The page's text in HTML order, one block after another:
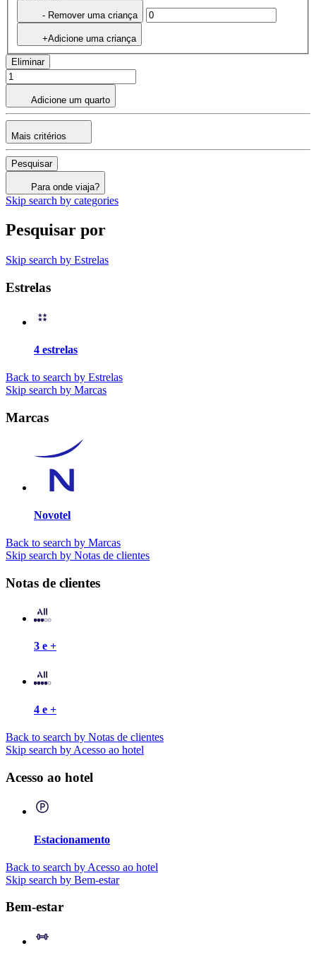
- Remover uma criança
+Adicione uma criança
Eliminar
Adicione um quarto
Mais critérios
Pesquisar
Para onde viaja?
Skip search by categories
Pesquisar por
Skip search by Estrelas
Estrelas
4 estrelas
Back to search by Estrelas
Skip search by Marcas
Marcas
Novotel
Back to search by Marcas
Skip search by Notas de clientes
Notas de clientes
3 e +
4 e +
Back to search by Notas de clientes
Skip search by Acesso ao hotel
Acesso ao hotel
Estacionamento
Back to search by Acesso ao hotel
Skip search by Bem-estar
Bem-estar